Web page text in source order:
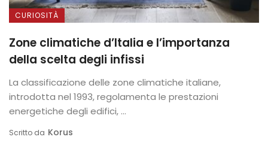
CURIOSITÀ
Zone climatiche d’Italia e l’importanza
della scelta degli infissi
La classificazione delle zone climatiche italiane,
introdotta nel 1993, regolamenta le prestazioni
energetiche degli edifici, ...
Scritto da Korus